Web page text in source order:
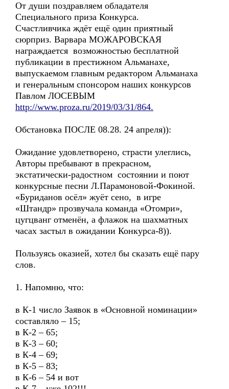
От души поздравляем обладателя
Специального приза Конкурса.
Счастливчика ждёт ещё один приятный
сюрприз. Варвара МОЖАРОВСКАЯ
награждается возможностью бесплатной
публикации в престижном Альманахе,
выпускаемом главным редактором Альманаха
и генеральным спонсором наших конкурсов
Павлом ЛОСЕВЫМ
http://www.proza.ru/2019/03/31/864.
Обстановка ПОСЛЕ 08.28. 24 апреля)):
Ожидание удовлетворено, страсти улеглись,
Авторы пребывают в прекрасном,
экстатически-радостном состоянии и поют
конкурсные песни Л.Парамоновой-Фокиной.
«Буриданов осёл» жуёт сено, в игре
«Штандр» прозвучала команда «Отомри»,
цугцванг отменён, а флажок на шахматных
часах застыл в ожидании Конкурса-8)).
Пользуясь оказией, хотел бы сказать ещё пару
слов.
1. Напомню, что:
в К-1 число Заявок в «Основной номинации»
составляло – 15;
в К-2 – 65;
в К-3 – 60;
в К-4 – 69;
в К-5 – 83;
в К-6 – 54 и вот